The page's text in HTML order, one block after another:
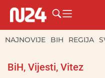
NAJNOVIJE BIH REGIJA
BiH, Vijesti, Vitez